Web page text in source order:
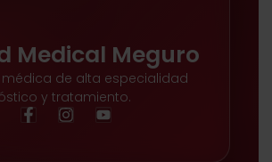
Medical Meguro
de alta especialidad
y tratamiento.